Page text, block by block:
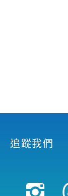
追蹤我們